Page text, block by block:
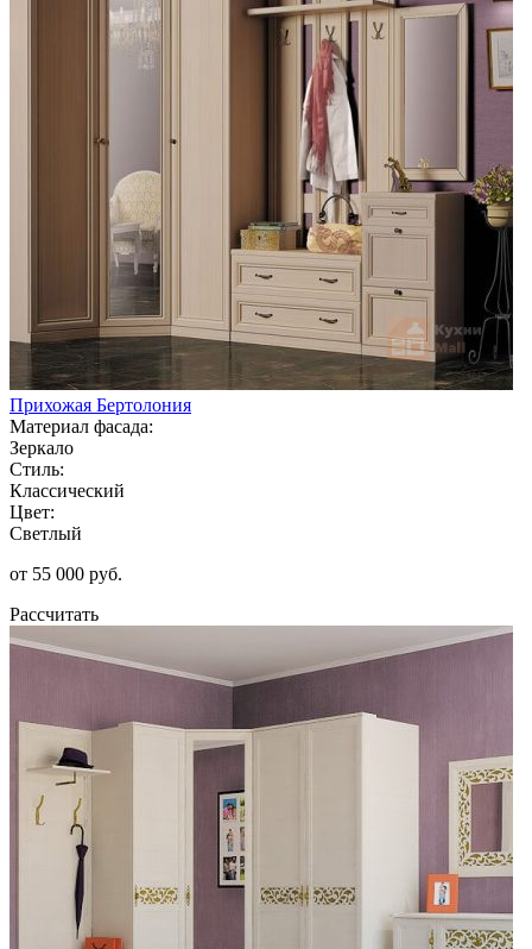
Прихожая Бертолония
Материал фасада:
Зеркало
Стиль:
Классический
Цвет:
Светлый
от 55 000 руб.
Рассчитать